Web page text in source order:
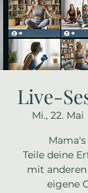
Live-
Mi., 22. Mai
Teile deine
mit
eigene